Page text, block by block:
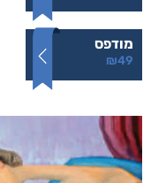
מודפס
₪49